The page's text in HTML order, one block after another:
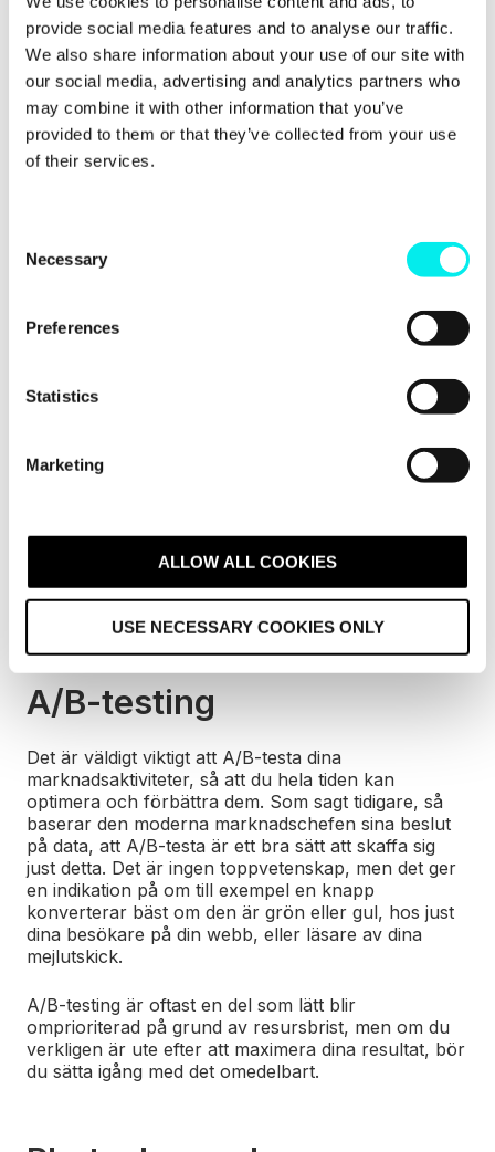
provide social media features and to analyse our traffic.
We also share information about your use of our site with
our social media, advertising and analytics partners who
may combine it with other information that you’ve
provided to them or that they’ve collected from your use
of their services.
Necessary
Preferences
Statistics
Marketing
ALLOW ALL COOKIES
USE NECESSARY COOKIES ONLY
Sex färdigheter som
kompletterar ditt
marknadsteam
Inom B2B är marknadsavdelningens viktigaste
det behöver du (indirekt) besitta förmågan att
övertala besökarna på webbsidan till att utföra
för en demo, bokar ett möte, träffar dig på nästa
Någon på din marknadsavdelning bör alltså sitta
inne på kunskap inom köpresor och
designa funktioner och hela webbsidor, där dina
besökare kan få bästa hjälp med att hitta vad de
A/B-testing
Det är väldigt viktigt att A/B-testa dina
marknadsaktiviteter, så att du hela tiden kan
optimera och förbättra dem. Som sagt tidigare, så
baserar den moderna marknadschefen sina beslut
på data, att A/B-testa är ett bra sätt att skaffa sig
just detta. Det är ingen toppvetenskap, men det ger
en indikation på om till exempel en knapp
konverterar bäst om den är grön eller gul, hos just
dina besökare på din webb, eller läsare av dina
mejlutskick.
A/B-testing är oftast en del som lätt blir
omprioriterad på grund av resursbrist, men om du
verkligen är ute efter att maximera dina resultat, bör
du sätta igång med det omedelbart.